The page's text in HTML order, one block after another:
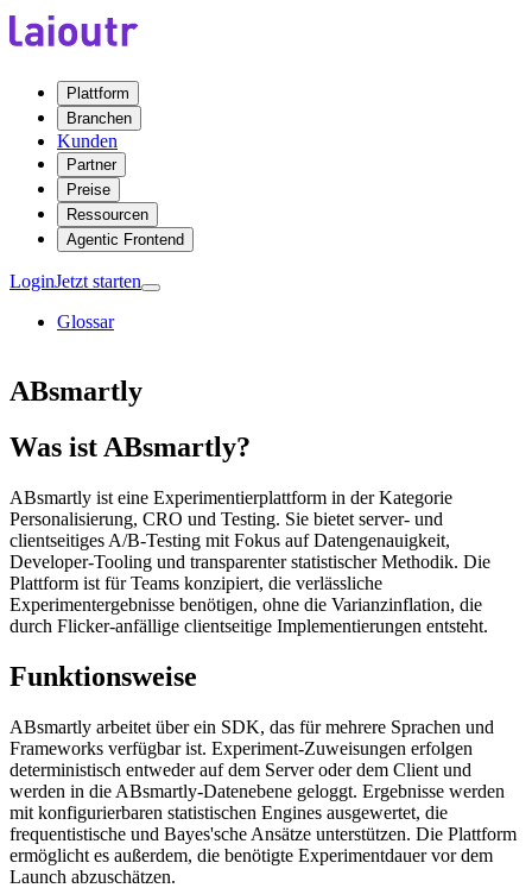
Plattform
Branchen
Kunden
Partner
Preise
Ressourcen
Agentic Frontend
LoginJetzt starten
Glossar
ABsmartly
Was ist ABsmartly?
ABsmartly ist eine Experimentierplattform in der Kategorie
Personalisierung, CRO und Testing. Sie bietet server- und
clientseitiges A/B-Testing mit Fokus auf Datengenauigkeit,
Developer-Tooling und transparenter statistischer Methodik. Die
Plattform ist für Teams konzipiert, die verlässliche
Experimentergebnisse benötigen, ohne die Varianzinflation, die
durch Flicker-anfällige clientseitige Implementierungen entsteht.
Funktionsweise
ABsmartly arbeitet über ein SDK, das für mehrere Sprachen und
Frameworks verfügbar ist. Experiment-Zuweisungen erfolgen
deterministisch entweder auf dem Server oder dem Client und
werden in die ABsmartly-Datenebene geloggt. Ergebnisse werden
mit konfigurierbaren statistischen Engines ausgewertet, die
frequentistische und Bayes'sche Ansätze unterstützen. Die Plattform
ermöglicht es außerdem, die benötigte Experimentdauer vor dem
Launch abzuschätzen.